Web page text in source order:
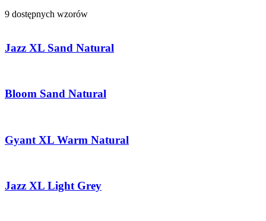
9 dostępnych wzorów
Jazz XL Sand Natural
Bloom Sand Natural
Gyant XL Warm Natural
Jazz XL Light Grey